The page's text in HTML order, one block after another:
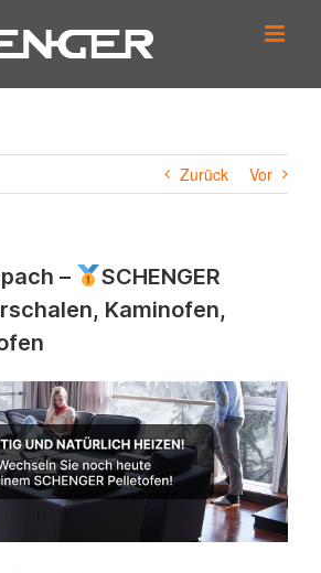
Zurück Vor
–
SCHENGER
Kaminofen,